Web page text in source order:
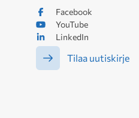
Facebook
YouTube
LinkedIn
Tilaa uutiskirje